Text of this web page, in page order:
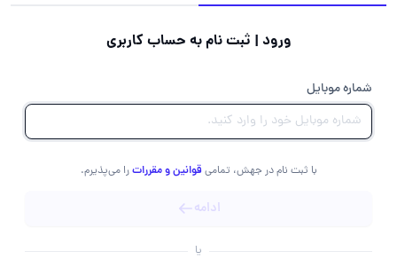
ورود | ثبت نام به حساب کاربری
شماره موبایل
با ثبت نام در جهش، تمامیقوانین و مقرراترا می‌پذیرم.
ادامه
یا